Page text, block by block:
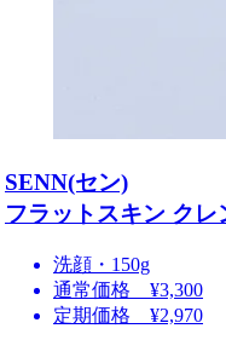
SENN(セン)
フラットスキン クレ
洗顔・150g
通常価格 ¥3,300
定期価格 ¥2,970